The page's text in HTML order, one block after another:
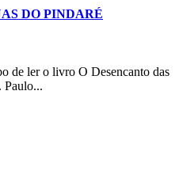
DO PINDARÉ
de ler o livro O Desencanto das
Paulo...